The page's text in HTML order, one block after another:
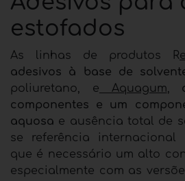
estofados
As linhas de produtos R
adesivos à base de
poliuretano, e Aquagum,
componentes e um
aquosa e ausência total de
se referência internacional
que é necessário um alto
especialmente com as